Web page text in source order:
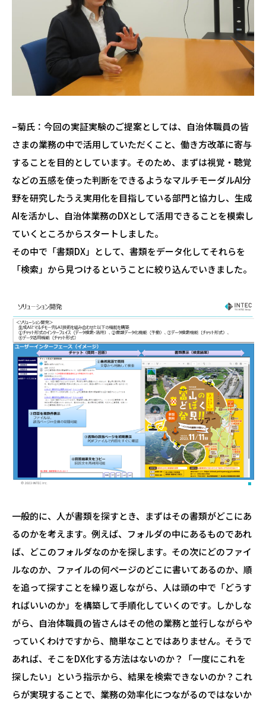
–菊氏：今回の実証実験のご提案としては、自治体職員の皆
さまの業務の中で活用していただくこと、働き方改革に寄与
することを目的としています。そのため、まずは視覚・聴覚
などの五感を使った判断をできるようなマルチモーダルAI分
野を研究したうえ実用化を目指している部門と協力し、生成
AIを活かし、自治体業務のDXとして活用できることを模索し
ていくところからスタートしました。
その中で「書類DX」として、書類をデータ化してそれらを
「検索」から見つけるということに絞り込んでいきました。
一般的に、人が書類を探すとき、まずはその書類がどこにあ
るのかを考えます。例えば、フォルダの中にあるものであれ
ば、どこのフォルダなのかを探します。その次にどのファイ
ルなのか、ファイルの何ページのどこに書いてあるのか、順
を追って探すことを繰り返しながら、人は頭の中で「どうす
ればいいのか」を構築して手順化していくのです。しかしな
がら、自治体職員の皆さんはその他の業務と並行しながらや
っていくわけですから、簡単なことではありません。そうで
あれば、そこをDX化する方法はないのか？「一度にこれを
探したい」という指示から、結果を検索できないのか？これ
らが実現することで、業務の効率化につながるのではないか